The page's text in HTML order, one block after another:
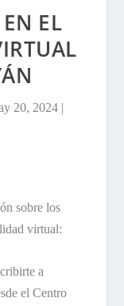
EL
20, 2024 |
sobre los
virtual:
a
el Centro